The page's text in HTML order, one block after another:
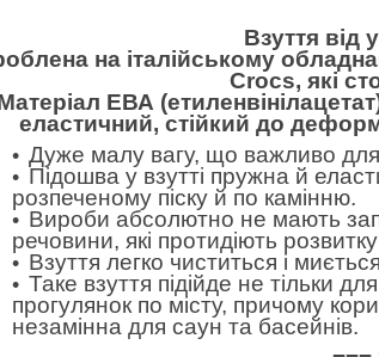
Взуття від
на італійському
Crocs, які
ЕВА
еластичний, стійкий до
Дуже малу вагу, що важливо для
Підошва у взутті пружна й
розпеченому піску й по камінню.
Вироби абсолютно не мають
речовини, які протидіють розвитку
Взуття легко чиститься і
Таке взуття підійде не тільки
прогулянок по місту, причому
незамінна для саун та басейнів.